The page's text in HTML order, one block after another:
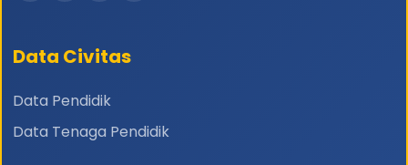
Data Civitas
Data Pendidik
Data Tenaga Pendidik